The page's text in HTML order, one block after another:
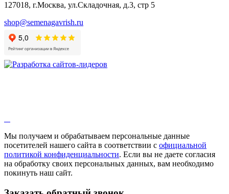
Валериана
Валерианелла
Гибискус лекарственный
Девясил
Душица
Змееголовник
Мыльнянка
Мята
Овсяный корень
Огуречная трава
Пустырник
127018, г.Москва, ул.Складочная, д.3, стр 5
shop@semenagavrish.ru
Мы получаем и обрабатываем персональные данные
посетителей нашего сайта в соответствии с официальной
политикой конфиденциальности. Если вы не даете согласия
на обработку своих персональных данных, вам необходимо
покинуть наш сайт.